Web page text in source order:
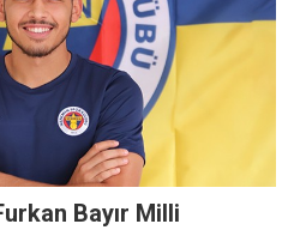
Bayır Milli